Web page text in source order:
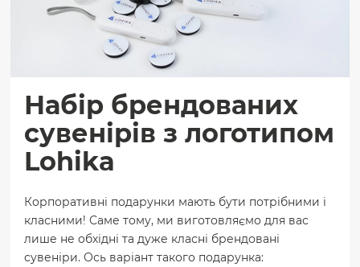
Набір брендованих
сувенірів з логотипом
Lohika
Корпоративні подарунки мають бути потрібними і
класними! Саме тому, ми виготовляємо для вас
лише не обхідні та дуже класні брендовані
сувеніри. Ось варіант такого подарунка: